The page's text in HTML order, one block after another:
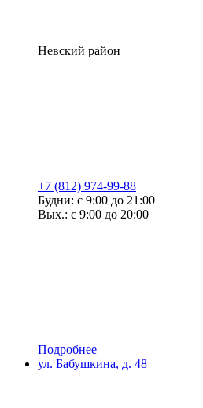
Невский район
+7 (812) 974-99-88
Будни: с 9:00 до 21:00
Вых.: с 9:00 до 20:00
Подробнее
ул. Бабушкина, д. 48